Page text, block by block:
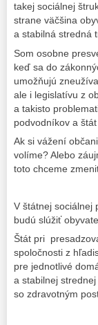
takej sociálnej
strane väčšina
a stabilná stredná
Som osobne
keď sa do
umožňujú
ale i legislatívu z
a takisto
podvodníkov a
Ak si vážení
volíme? Alebo
toto chceme
V štátnej sociálnej
budú slúžiť
Štát pri
spoločnosti z
pre jednotlivé
a stabilnej
so zdravotným